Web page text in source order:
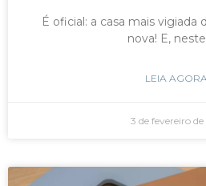
É oficial: a casa mais vigiada
nova! E,
LEIA
3 de fevereiro